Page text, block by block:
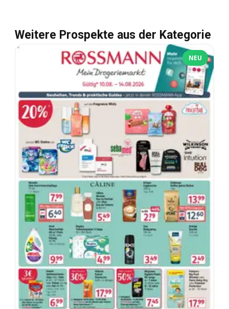
Weitere Prospekte aus der Kategorie
NEU